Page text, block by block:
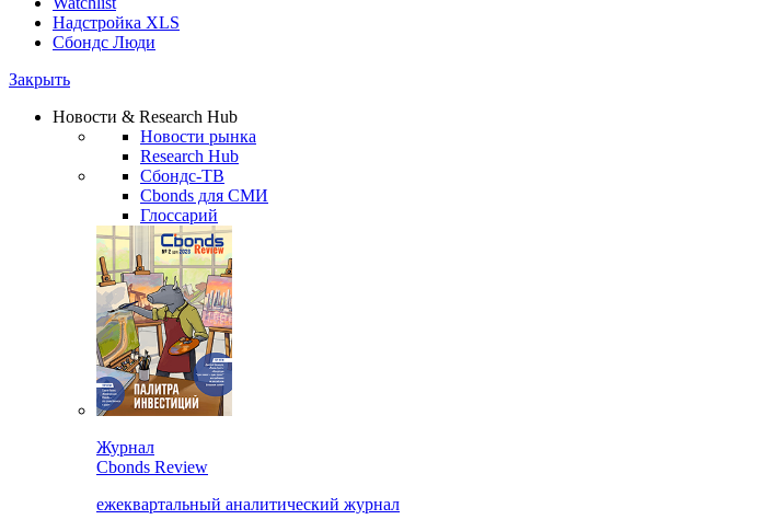
Надстройка XLS
Сбондс Люди
Закрыть
Новости & Research Hub
Новости рынка
Research Hub
Сбондс-ТВ
Cbonds для СМИ
Глоссарий
Журнал
Cbonds Review
ежеквартальный аналитический журнал